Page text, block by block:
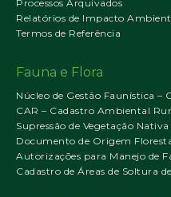
Processos Arquivados
Relatórios de Impacto
Termos de Referência
Fauna e Flora
Núcleo de Gestão Faunística –
CAR – Cadastro Ambiental
Supressão de Vegetação Nativa
Documento de Origem
Autorizações para Manejo de
Cadastro de Áreas de Soltura